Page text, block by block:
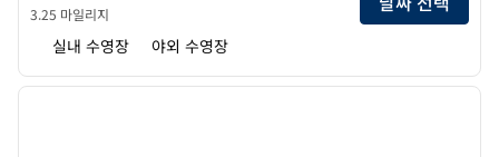
3.25 마일리지
실내 수영장 야외 수영장
1/12
1/12
다음